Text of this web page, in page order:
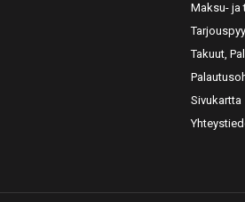
Maksu- ja
Takuut,
Sivukartta